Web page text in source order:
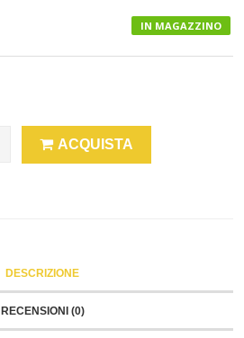
IN MAGAZZINO
ACQUISTA
DESCRIZIONE
RECENSIONI (0)